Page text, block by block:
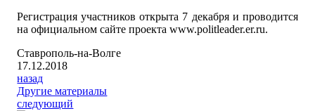
Регистрация участников открыта 7 декабря и проводится
на официальном сайте проекта www.politleader.er.ru.
Ставрополь-на-Волге
17.12.2018
назад
Другие материалы
следующий